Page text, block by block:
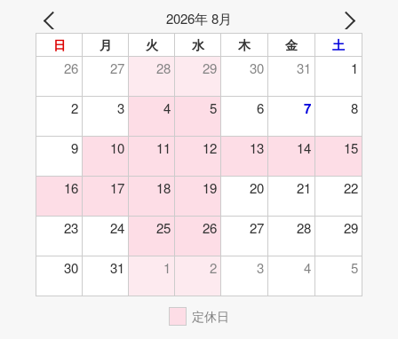
2026年 8月
日 月 火 水 木 金 土
26 27 28 29 30 31 1
2 3 4 5 6 7 8
9 10 11 12 13 14 15
16 17 18 19 20 21 22
23 24 25 26 27 28 29
30 31 1 2 3 4 5
定休日